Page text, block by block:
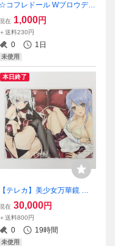
☆コフレドール Wブロウデザ
イナー GY-19 パウダー(レフ
ィル) 3個セット 2602-N0115
③K(NT)
在 1,000円
＋送料230円
0 1日
未使用
本日終了
【テレカ】美少女万華鏡 忘
れな草と永遠の少女 篝ノ霧
枝 沢渡雫 八宝備仁 COMICナ
マイキッ! 50度数 2枚セット
現状品 2605-K0190M(NT)
在 30,000円
＋送料800円
0 19時間
未使用